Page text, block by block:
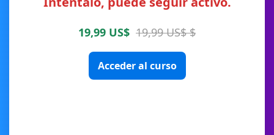
19,99 US$ 19,99 US$ $
Acceder al curso